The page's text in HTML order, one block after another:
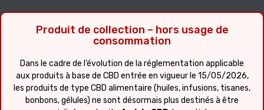
Produit de collection – hors usage de
consommation
Dans le cadre de l’évolution de la réglementation applicable
aux produits à base de CBD entrée en vigueur le 15/05/2026,
les produits de type CBD alimentaire (huiles, infusions, tisanes,
bonbons, gélules) ne sont désormais plus destinés à être